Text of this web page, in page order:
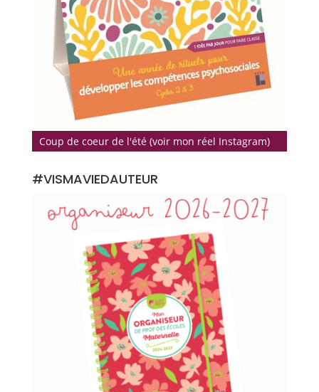
Coup de coeur de l'été (voir mon réel Instagram)
#VISMAVIEDAUTEUR